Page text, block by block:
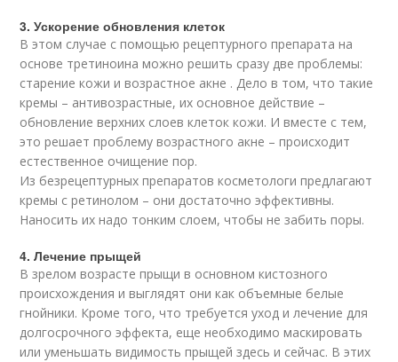
3. Ускорение обновления клеток
В этом случае с помощью рецептурного препарата на
основе третиноина можно решить сразу две проблемы:
старение кожи и возрастное акне . Дело в том, что такие
кремы – антивозрастные, их основное действие –
обновление верхних слоев клеток кожи. И вместе с тем,
это решает проблему возрастного акне – происходит
естественное очищение пор.
Из безрецептурных препаратов косметологи предлагают
кремы с ретинолом – они достаточно эффективны.
Наносить их надо тонким слоем, чтобы не забить поры.
4. Лечение прыщей
В зрелом возрасте прыщи в основном кистозного
происхождения и выглядят они как объемные белые
гнойники. Кроме того, что требуется уход и лечение для
долгосрочного эффекта, еще необходимо маскировать
или уменьшать видимость прыщей здесь и сейчас. В этих